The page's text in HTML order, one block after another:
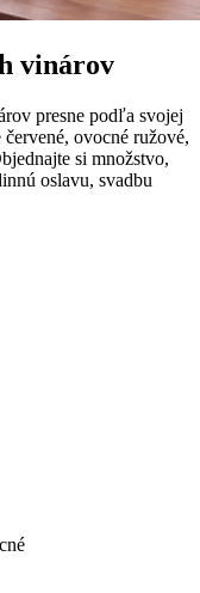
vinárov
presne podľa svojej
ovocné ružové,
si množstvo,
oslavu, svadbu